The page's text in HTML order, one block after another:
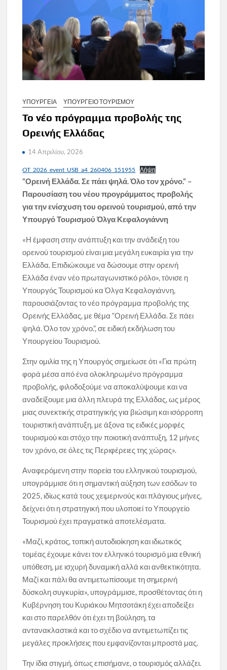
ΥΠΟΥΡΓΕΙΑ ΥΠΟΥΡΓΕΙΟ ΤΟΥΡΙΣΜΟΥ
Το νέο πρόγραμμα προβολής της
Ορεινής Ελλάδας
14 Απριλίου, 2026
OT_2026_event_USB_a4_260406_151955 Λήψη
“Ορεινή Ελλάδα. Σε πάει ψηλά. Όλο τον χρόνο.” –
Παρουσίαση του νέου προγράμματος προβολής
για την ενίσχυση του ορεινού τουρισμού, από την
Υπουργό Τουρισμού Όλγα Κεφαλογιάννη
«Η έμφαση στην ανάπτυξη και την ανάδειξη του
ορεινού τουρισμού είναι μια μεγάλη ευκαιρία για την
Ελλάδα. Επιδιώκουμε να δώσουμε στην ορεινή
Ελλάδα έναν νέο πρωταγωνιστικό ρόλο», τόνισε η
Υπουργός Τουρισμού κα Όλγα Κεφαλογιάννη,
παρουσιάζοντας το νέο πρόγραμμα προβολής της
Ορεινής Ελλάδας, με θέμα “Ορεινή Ελλάδα. Σε πάει
ψηλά. Όλο τον χρόνο.”, σε ειδική εκδήλωση του
Υπουργείου Τουρισμού.
Στην ομιλία της η Υπουργός σημείωσε ότι «Για πρώτη
φορά μέσα από ένα ολοκληρωμένο πρόγραμμα
προβολής, φιλοδοξούμε να αποκαλύψουμε και να
αναδείξουμε μια άλλη πλευρά της Ελλάδας, ως μέρος
μιας συνεκτικής στρατηγικής για βιώσιμη και ισόρροπη
τουριστική ανάπτυξη, με άξονα τις ειδικές μορφές
τουρισμού και στόχο την ποιοτική ανάπτυξη, 12 μήνες
τον χρόνο, σε όλες τις Περιφέρειες της χώρας».
Αναφερόμενη στην πορεία του ελληνικού τουρισμού,
υπογράμμισε ότι η σημαντική αύξηση των εσόδων το
2025, ιδίως κατά τους χειμερινούς και πλάγιους μήνες,
δείχνει ότι η στρατηγική που υλοποιεί το Υπουργείο
Τουρισμού έχει πραγματικά αποτελέσματα.
«Μαζί, κράτος, τοπική αυτοδιοίκηση και ιδιωτικός
τομέας έχουμε κάνει τον ελληνικό τουρισμό μια εθνική
υπόθεση, με ισχυρή δυναμική αλλά και ανθεκτικότητα.
Μαζί και πάλι θα αντιμετωπίσουμε τη σημερινή
δύσκολη συγκυρία», υπογράμμισε, προσθέτοντας ότι η
Κυβέρνηση του Κυριάκου Μητσοτάκη έχει αποδείξει
και στο παρελθόν ότι έχει τη βούληση, τα
αντανακλαστικά και το σχέδιο να αντιμετωπίζει τις
μεγάλες προκλήσεις που εμφανίζονται μπροστά μας.
Την ίδια στιγμή, όπως επισήμανε, ο τουρισμός αλλάζει.